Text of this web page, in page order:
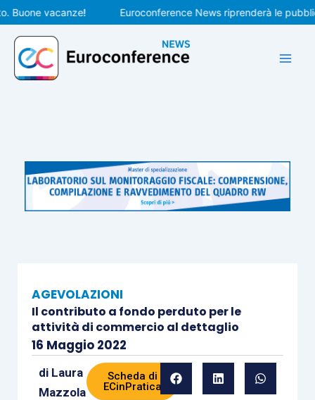
Vai
al
contenuto
vacanze! Euroconference News riprenderà le
AGEVOLAZIONI
Il contributo a fondo perduto per le
attività di commercio al dettaglio
16 Maggio 2022
di Laura
Mazzola
Scheda di
ECinPratica